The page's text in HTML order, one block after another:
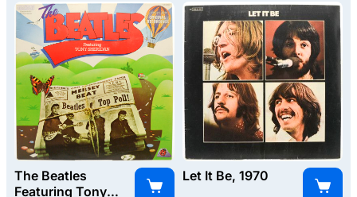
The Beatles
Featuring Tony
Let It Be, 1970